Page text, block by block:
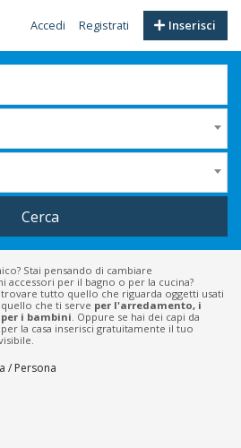
Inserisci
Accedi Registrati
Cerca
Stai pensando di cambiare
accessori per il bagno o per la cucina?
tutto quello che riguarda oggetti usati
che ti serve per l'arredamento, i
i bambini. Oppure se hai dei capi da
la casa inserisci gratuitamente il tuo
/ Persona